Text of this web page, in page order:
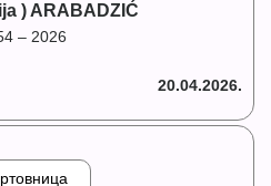
) ARABADZIĆ
– 2026
20.04.2026.